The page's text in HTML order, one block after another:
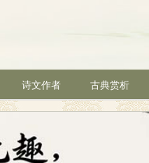
诗文作者 古典赏析